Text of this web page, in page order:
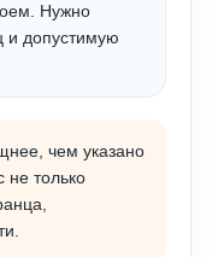
Нужно
и допустимую
чем указано
не только